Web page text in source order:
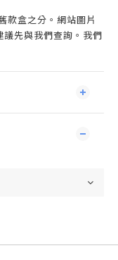
款盒之分。網站圖片
先與我們查詢。我們